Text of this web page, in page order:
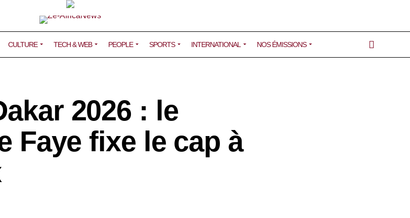
CULTURE TECH & WEB PEOPLE SPORTS INTERNATIONAL NOS ÉMISSIONS
2026 : le
Faye fixe le cap à